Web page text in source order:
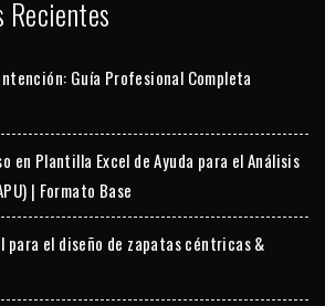
Recientes
Guía Profesional Completa
en Plantilla Excel de Ayuda para el Análisis
| Formato Base
para el diseño de zapatas céntricas &